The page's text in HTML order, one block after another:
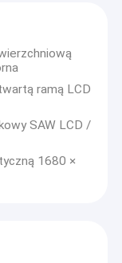
ramą LCD
SAW LCD /
1680 ×